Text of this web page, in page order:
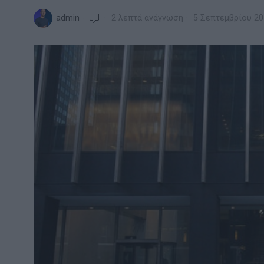
admin 2 λεπτά ανάγνωση 5 Σεπτεμβρίου